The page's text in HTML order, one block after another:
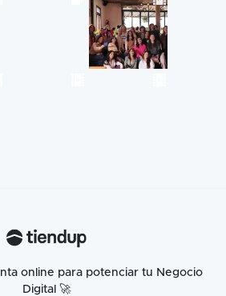
online para potenciar tu Negocio
Digital 🚀